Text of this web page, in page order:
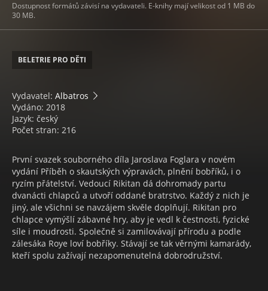
Dostupnost formátů závisí na vydavateli. E-knihy mají velikost od 1 MB do
30 MB.
BELETRIE PRO DĚTI
Vydavatel: Albatros
Vydáno: 2018
Jazyk: český
Počet stran: 216
První svazek souborného díla Jaroslava Foglara v novém
vydání Příběh o skautských výpravách, plnění bobříků, i o
ryzím přátelství. Vedoucí Rikitan dá dohromady partu
dvanácti chlapců a utvoří oddané bratrstvo. Každý z nich je
jiný, ale všichni se navzájem skvěle doplňují. Rikitan pro
chlapce vymýšlí zábavné hry, aby je vedl k čestnosti, fyzické
síle i moudrosti. Společně si zamilovávají přírodu a podle
zálesáka Roye loví bobříky. Stávají se tak věrnými kamarády,
kteří spolu zažívají nezapomenutelná dobrodružství.